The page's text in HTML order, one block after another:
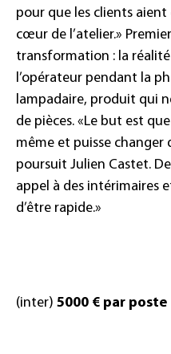
pour que les clients aient
cœur de l’atelier.»
transformation : la
l’opérateur pendant la
lampadaire, produit qui
de pièces. «Le but est
même et puisse
poursuit Julien Castet.
appel à des intérimaires
d’être rapide.»
(inter) 5000 € par poste